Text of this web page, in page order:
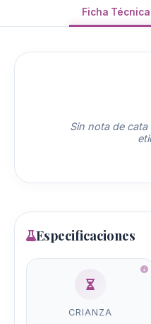
Ficha Técnica
Sin nota de
Especificaciones
CRIANZA